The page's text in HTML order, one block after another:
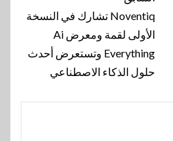
Noventiq تشارك في النسخة
الأولى لقمة ومعرض Ai
Everything وتستعرض أحدث
حلول الذكاء الاصطناعي